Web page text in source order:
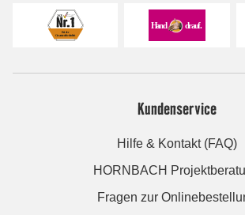
Kundenservice
Hilfe & Kontakt (FAQ)
HORNBACH
Fragen zur